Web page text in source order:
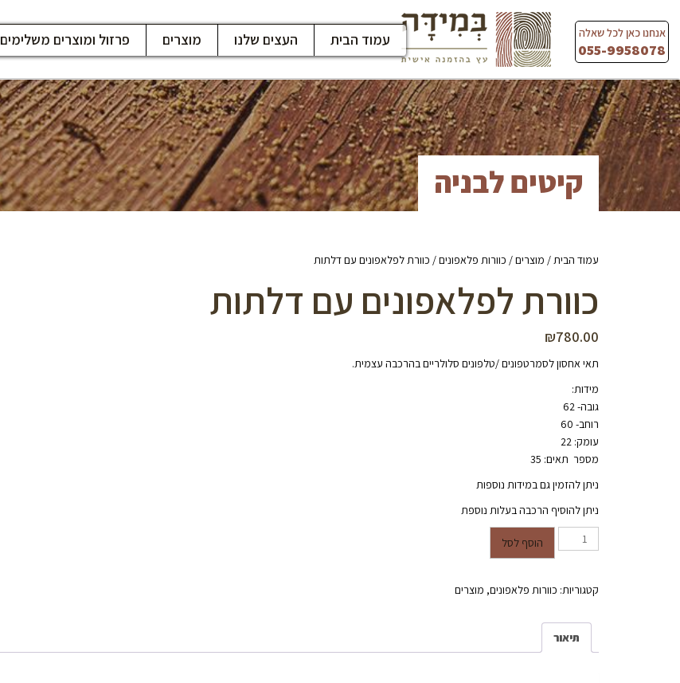
content
אנחנו כאן לכל שאלה
055-9958078
עמוד הבית העצים שלנו מוצרים פרזול ומוצרים משלימים
קיטים לבניה
עמוד הבית/ מוצרים/ כוורות פלאפונים/ כוורת לפלאפונים עם דלתות
כוורת לפלאפונים עם דלתות
₪780.00
תאי אחסון לסמרטפונים /טלפונים סלולריים בהרכבה עצמית.
מידות:
גובה- 62
רוחב- 60
עומק: 22
מספר תאים: 35
ניתן להזמין גם במידות נוספות
ניתן להוסיף הרכבה בעלות נוספת
כמות של כוורת לפלאפונים עם דלתות
הוסף לסל
קטגוריות: כוורות פלאפונים, מוצרים
תיאור